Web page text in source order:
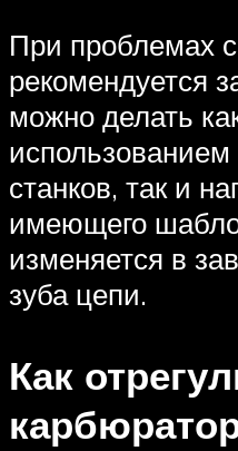
При проблемах
рекомендуется
можно делать
станков, так и
имеющего
изменяется в
зуба цепи.
Как